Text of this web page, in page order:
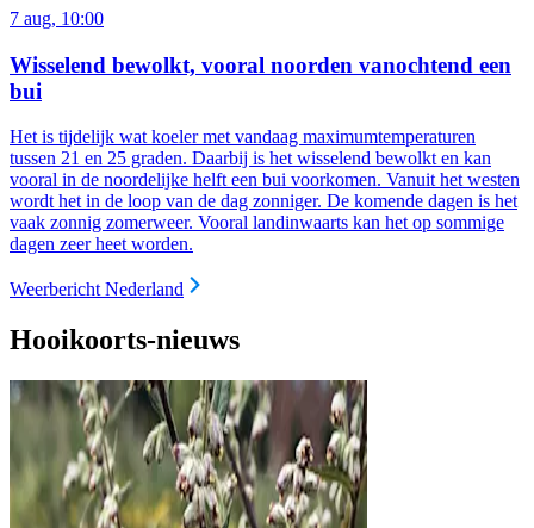
7 aug, 10:00
Wisselend bewolkt, vooral noorden vanochtend een
bui
Het is tijdelijk wat koeler met vandaag maximumtemperaturen
tussen 21 en 25 graden. Daarbij is het wisselend bewolkt en kan
vooral in de noordelijke helft een bui voorkomen. Vanuit het westen
wordt het in de loop van de dag zonniger. De komende dagen is het
vaak zonnig zomerweer. Vooral landinwaarts kan het op sommige
dagen zeer heet worden.
Weerbericht Nederland
Hooikoorts-nieuws